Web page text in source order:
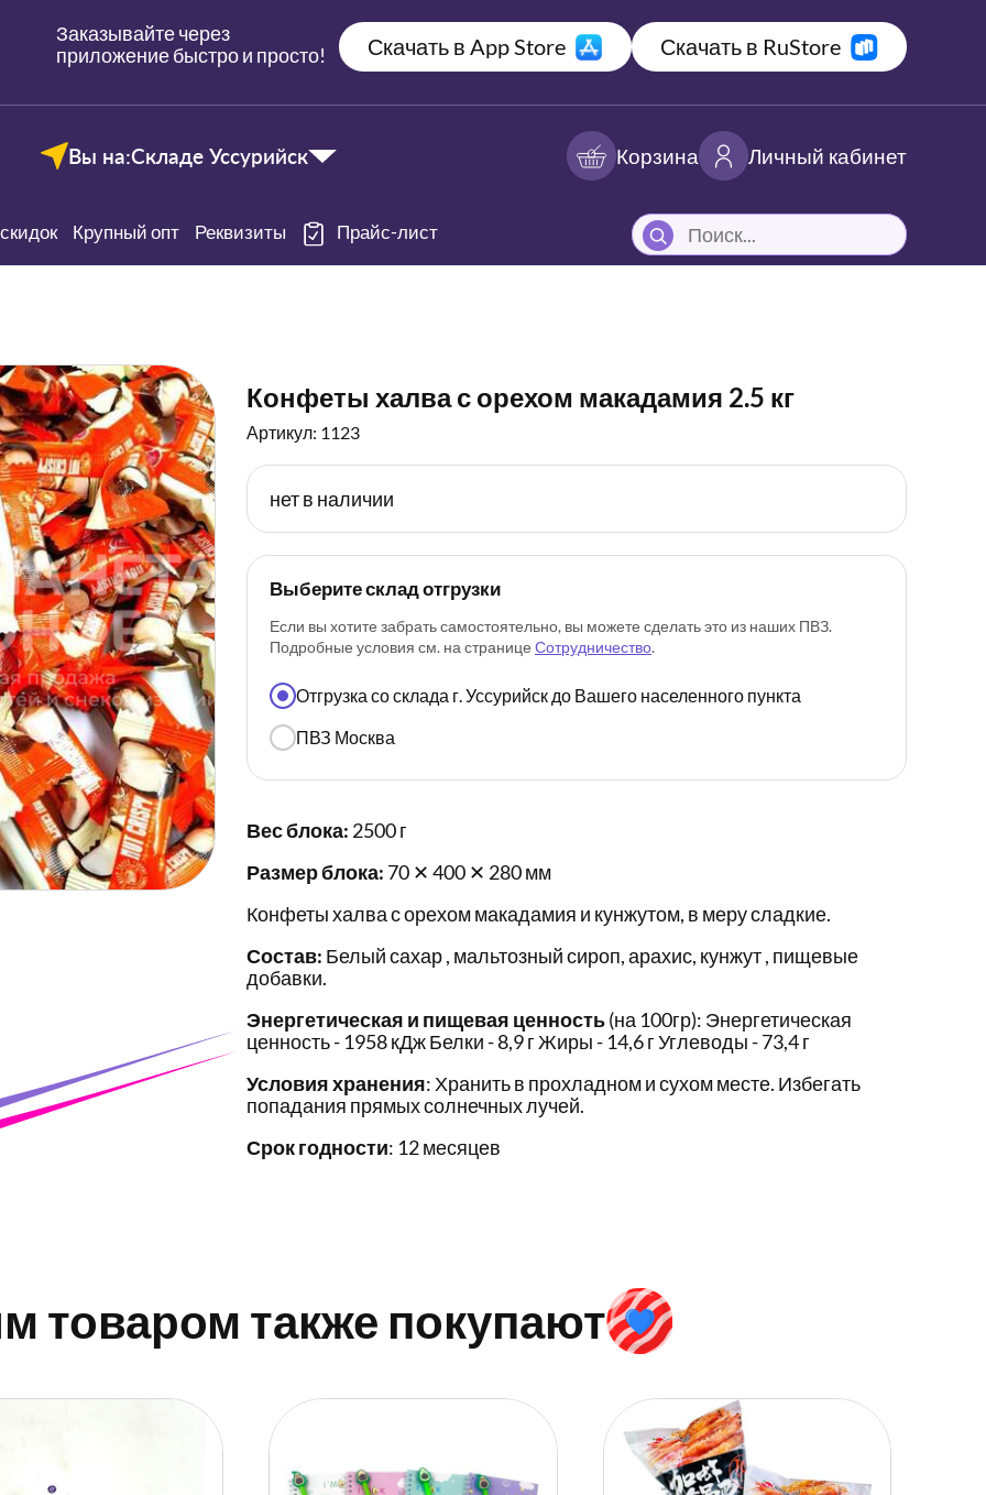
Заказывайте через
приложение быстро и просто!
Скачать в App Store Скачать в RuStore
Вы на:Складе Уссурийск Корзина Личный кабинет
Крупный опт Реквизиты Прайс-лист
Конфеты халва с орехом макадамия 2.5 кг
Артикул: 1123
нет в наличии
Выберите склад отгрузки
Если вы хотите забрать самостоятельно, вы можете сделать это из наших ПВЗ.
Подробные условия см. на странице Сотрудничество.
Отгрузка со склада г. Уссурийск до Вашего населенного пункта
ПВЗ Москва
Вес блока: 2500 г
Размер блока: 70 ✕ 400 ✕ 280 мм
Конфеты халва с орехом макадамия и кунжутом, в меру сладкие.
Состав: Белый сахар , мальтозный сироп, арахис, кунжут , пищевые
добавки.
Энергетическая и пищевая ценность(на 100гр): Энергетическая
ценность - 1958 кДж Белки - 8,9 г Жиры - 14,6 г Углеводы - 73,4 г
Условия хранения: Хранить в прохладном и сухом месте. Избегать
попадания прямых солнечных лучей.
Срок годности: 12 месяцев
товаром также покупают